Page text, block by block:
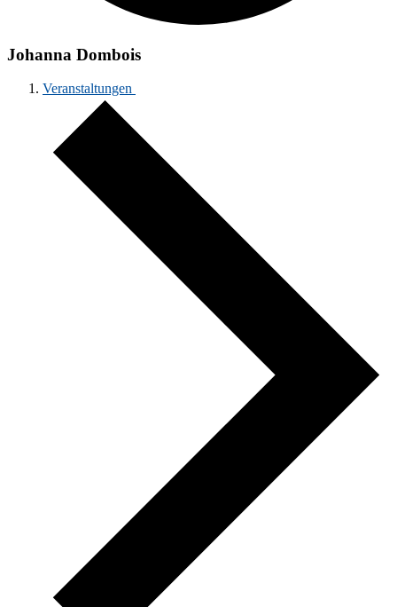
Johanna Dombois
Veranstaltungen